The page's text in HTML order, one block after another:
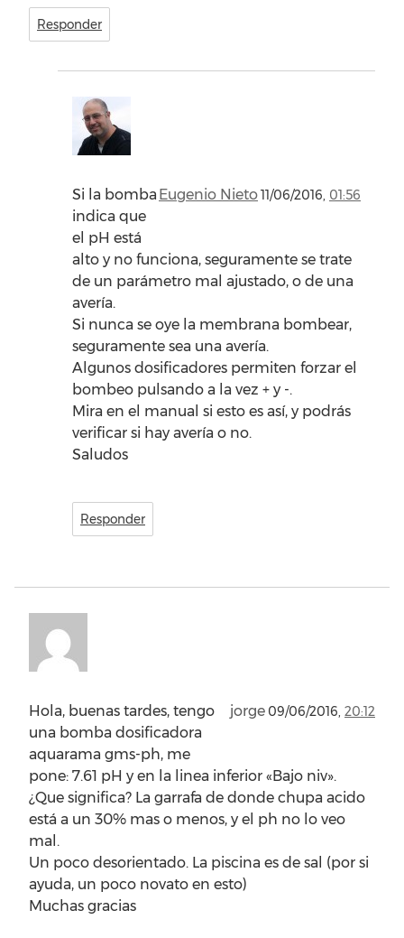
Responder
Eugenio Nieto11/06/2016, 01:56
Si la bomba
indica que
el pH está
alto y no funciona, seguramente se trate
de un parámetro mal ajustado, o de una
avería.
Si nunca se oye la membrana bombear,
seguramente sea una avería.
Algunos dosificadores permiten forzar el
bombeo pulsando a la vez + y -.
Mira en el manual si esto es así, y podrás
verificar si hay avería o no.
Saludos
Responder
jorge 09/06/2016, 20:12
Hola, buenas tardes, tengo
una bomba dosificadora
aquarama gms-ph, me
pone: 7.61 pH y en la linea inferior «Bajo niv».
¿Que significa? La garrafa de donde chupa acido
está a un 30% mas o menos, y el ph no lo veo
mal.
Un poco desorientado. La piscina es de sal (por si
ayuda, un poco novato en esto)
Muchas gracias